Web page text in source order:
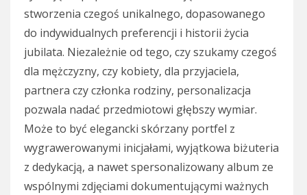
stworzenia czegoś unikalnego, dopasowanego
do indywidualnych preferencji i historii życia
jubilata. Niezależnie od tego, czy szukamy czegoś
dla mężczyzny, czy kobiety, dla przyjaciela,
partnera czy członka rodziny, personalizacja
pozwala nadać przedmiotowi głębszy wymiar.
Może to być elegancki skórzany portfel z
wygrawerowanymi inicjałami, wyjątkowa biżuteria
z dedykacją, a nawet spersonalizowany album ze
wspólnymi zdjęciami dokumentującymi ważnych